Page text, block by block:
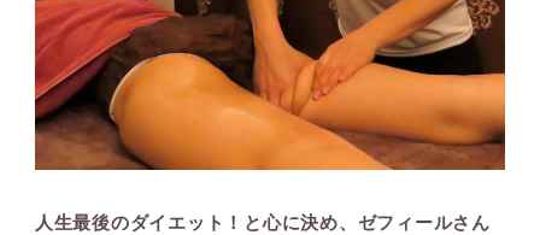
人生最後のダイエット！と心に決め、ゼフィールさん